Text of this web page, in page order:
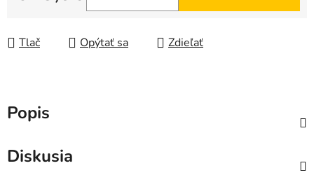
Jednotková cena:
Tlač Opýtať sa Zdieľať
Popis
Diskusia